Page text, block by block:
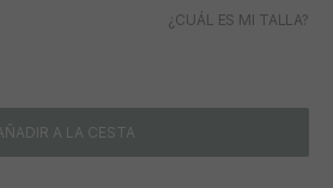
¿CUÁL ES MI TALLA?
A LA CESTA